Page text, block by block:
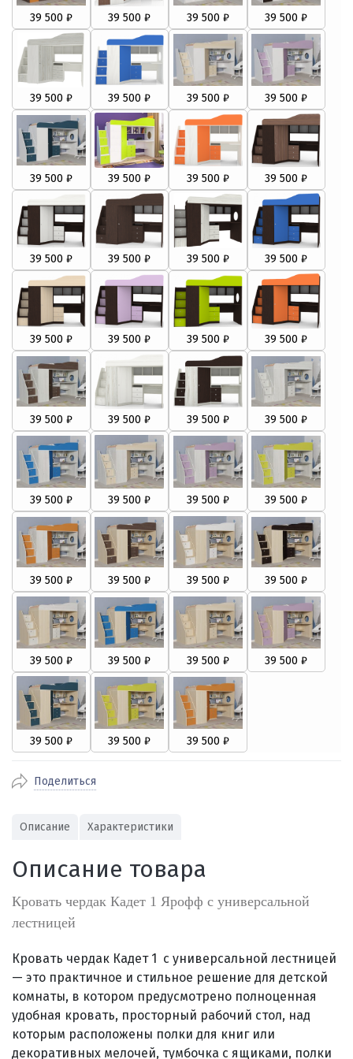
Поделиться
Описание Характеристики
Описание товара
Кровать чердак Кадет 1 Ярофф с универсальной
лестницей
Кровать чердак Кадет 1 с универсальной лестницей
— это практичное и стильное решение для детской
комнаты, в котором предусмотрено полноценная
удобная кровать, просторный рабочий стол, над
которым расположены полки для книг или
декоративных мелочей, тумбочка с ящиками, полки